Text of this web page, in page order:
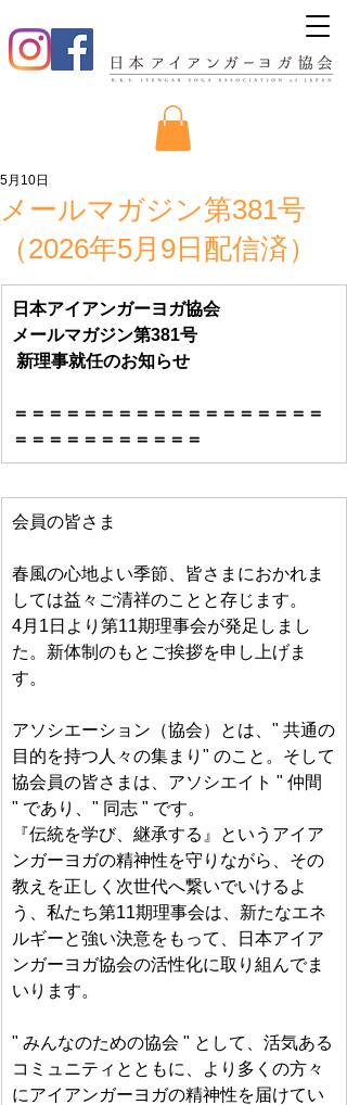
メールマガジン第381号
（2026年5月9日配信済）
5月10日
日本アイアンガーヨガ協会
メールマガジン第381号
新理事就任のお知らせ
＝＝＝＝＝＝＝＝＝＝＝＝＝＝＝＝＝＝
＝＝＝＝＝＝＝＝＝＝＝
会員の皆さま
春風の心地よい季節、皆さまにおかれま
しては益々ご清祥のことと存じます。
4月1日より第11期理事会が発足しまし
た。新体制のもとご挨拶を申し上げま
す。
アソシエーション（協会）とは、" 共通の
目的を持つ人々の集まり" のこと。そして
協会員の皆さまは、アソシエイト " 仲間
" であり、" 同志 " です。
『伝統を学び、継承する』というアイア
ンガーヨガの精神性を守りながら、その
教えを正しく次世代へ繋いでいけるよ
う、私たち第11期理事会は、新たなエネ
ルギーと強い決意をもって、日本アイア
ンガーヨガ協会の活性化に取り組んでま
いります。
" みんなのための協会 " として、活気ある
コミュニティとともに、より多くの方々
にアイアンガーヨガの精神性を届けてい